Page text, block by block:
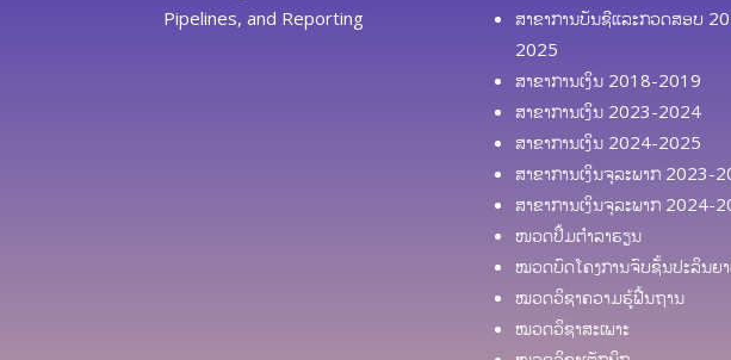
Pipelines, and Reporting
ສາຂາການບັນຊີແລະກວດສອບ
2025
ສາຂາການເງິນ 2018-2019
ສາຂາການເງິນ 2023-2024
ສາຂາການເງິນ 2024-2025
ສາຂາການເງິນຈຸລະພາກ 2023-
ສາຂາການເງິນຈຸລະພາກ 2024-
ໜວດປຶ້ມຕຳລາຮຽນ
ໝວດບົດໂຄງການຈົບຊັ້ນປະລິນຍ
ໝວດວິຊາຄວາມຮູ້ຟື້ນຖານ
ໝວດວິຊາສະເພາະ